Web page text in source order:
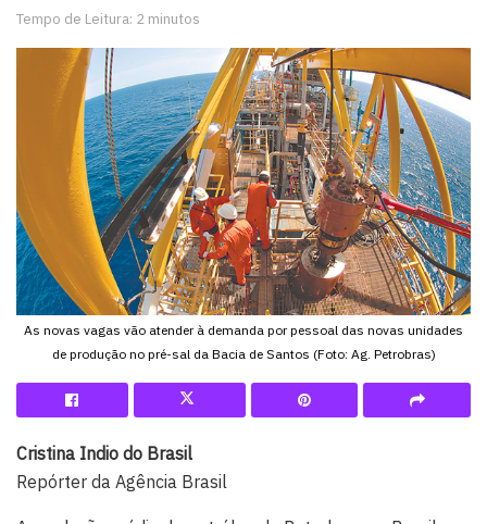
Tempo de Leitura: 2 minutos
As novas vagas vão atender à demanda por pessoal das novas unidades
de produção no pré-sal da Bacia de Santos (Foto: Ag. Petrobras)
Cristina Indio do Brasil
Repórter da Agência Brasil